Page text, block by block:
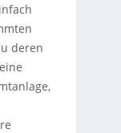
deren